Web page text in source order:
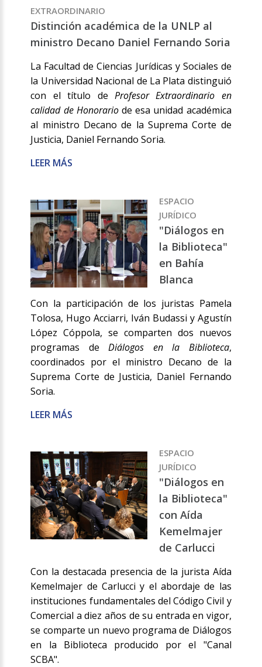
EXTRAORDINARIO
Distinción académica de la UNLP al
ministro Decano Daniel Fernando Soria
La Facultad de Ciencias Jurídicas y Sociales de
la Universidad Nacional de La Plata distinguió
con el título de Profesor Extraordinario en
calidad de Honorario de esa unidad académica
al ministro Decano de la Suprema Corte de
Justicia, Daniel Fernando Soria.
LEER MÁS
ESPACIO
JURÍDICO
"Diálogos en
la Biblioteca"
en Bahía
Blanca
Con la participación de los juristas Pamela
Tolosa, Hugo Acciarri, Iván Budassi y Agustín
López Cóppola, se comparten dos nuevos
programas deDiálogos en la Biblioteca,
coordinados por el ministro Decano de la
Suprema Corte de Justicia, Daniel Fernando
Soria.
LEER MÁS
ESPACIO
JURÍDICO
"Diálogos en
la Biblioteca"
con Aída
Kemelmajer
de Carlucci
Con la destacada presencia de la jurista Aída
Kemelmajer de Carlucci y el abordaje de las
instituciones fundamentales del Código Civil y
Comercial a diez años de su entrada en vigor,
se comparte un nuevo programa de Diálogos
en la Biblioteca producido por el "Canal
SCBA".